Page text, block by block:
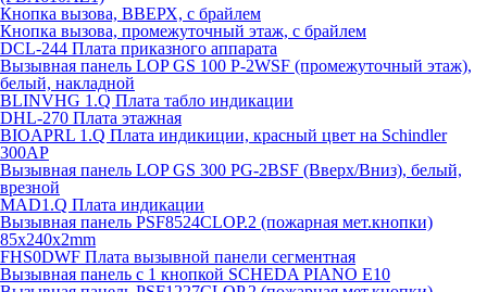
Кнопка вызова, ВВЕРХ, с брайлем
Кнопка вызова, промежуточный этаж, с брайлем
DCL-244 Плата приказного аппарата
Вызывная панель LOP GS 100 P-2WSF (промежуточный этаж),
белый, накладной
BLINVHG 1.Q Плата табло индикации
DHL-270 Плата этажная
BIOAPRL 1.Q Плата индикиции, красный цвет на Schindler
300AP
Вызывная панель LOP GS 300 PG-2BSF (Вверх/Вниз), белый,
врезной
MAD1.Q Плата индикации
Вызывная панель PSF8524CLOP.2 (пожарная мет.кнопки)
85х240х2mm
FHS0DWF Плата вызывной панели сегментная
Вызывная панель с 1 кнопкой SCHEDA PIANO E10